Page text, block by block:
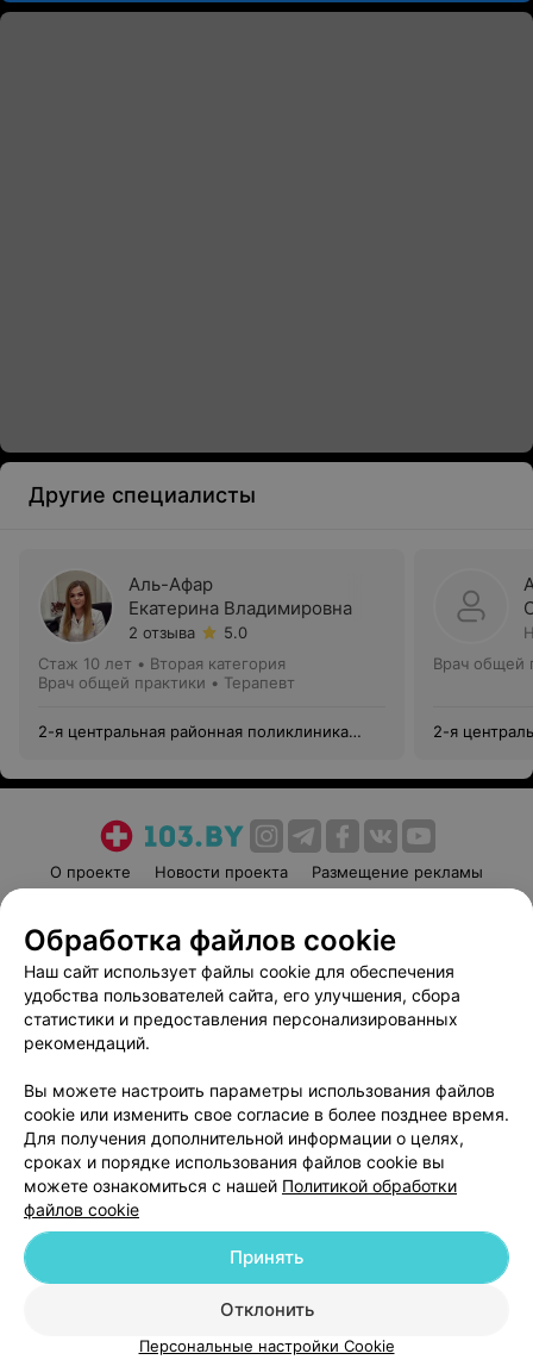
Другие специалисты
Аль-Афар
Екатерина Владимировна
2 отзыва
5.0
Стаж 10 лет • Вторая категория
Врач общей практики • Терапевт
2-я центральная районная поликлиника
Врач общей
2-я
О проекте Новости проекта
Размещение рекламы
Пользовательское соглашение
Способы оплаты
Вакансии
Партнеры
Написать руководителю 103.by
Обработка персональных данных
© 2026 ООО «Артокс Лаб», УНП 191700409
| 220012, Республика Беларусь,
Служба поддержки +375 291212755
Обработка файлов cookie
Наш сайт использует файлы cookie для обеспечения
удобства пользователей сайта, его улучшения, сбора
статистики и предоставления персонализированных
рекомендаций.
Вы можете настроить параметры использования файлов
cookie или изменить свое согласие в более позднее время.
Для получения дополнительной информации о целях,
сроках и порядке использования файлов cookie вы
можете ознакомиться с нашей Политикой обработки
файлов cookie
Отклонить
Принять
Персональные настройки Cookie